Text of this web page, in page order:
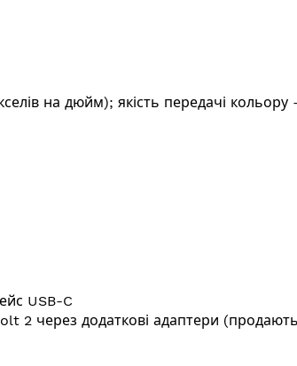
на дюйм); якість передачі
USB-C
2 через додаткові адаптери